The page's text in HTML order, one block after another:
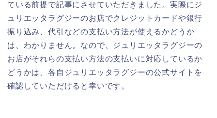
ている前提で記事にさせていただきました。実際にジ
ュリエッタラグジーのお店でクレジットカードや銀行
振り込み、代引などの支払い方法が使えるかどうか
は、わかりません。なので、ジュリエッタラグジーの
お店がそれらの支払い方法の支払いに対応しているか
どうかは、各自ジュリエッタラグジーの公式サイトを
確認していただけると幸いです。